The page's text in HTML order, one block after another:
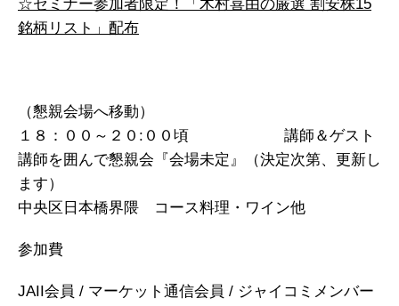
☆セミナー参加者限定！「木村喜由の厳選 割安株15
銘柄リスト」配布
（懇親会場へ移動）
１８：００～２０:００頃 講師＆ゲスト
講師を囲んで懇親会『会場未定』（決定次第、 更新し
ます）
中央区日本橋界隈 コース料理・ワイン他
参加費
JAII会員 / マーケット通信会員 / ジャイコミメンバー